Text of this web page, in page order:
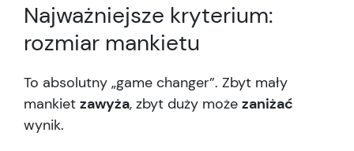
Najważniejsze kryterium:
rozmiar mankietu
To absolutny „game changer”. Zbyt mały
mankiet zawyża, zbyt duży może zaniżać
wynik.